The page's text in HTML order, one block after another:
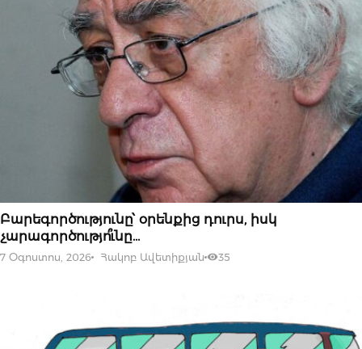
07 ՕԳՈՍՏՈՍԻ, 2026
Բարեգործությունը՝ օրենքից դուրս, իսկ
չարագործությո՞ւնը…
7 Օգոստոս, 2026 Հակոբ Ավետիքյան 35